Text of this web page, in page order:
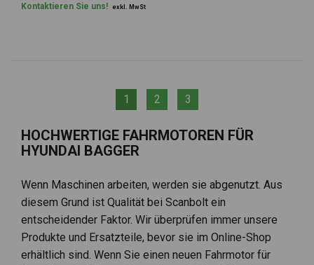
Kontaktieren Sie uns! exkl. MwSt
1 2 3
HOCHWERTIGE FAHRMOTOREN FÜR
HYUNDAI BAGGER
Wenn Maschinen arbeiten, werden sie abgenutzt. Aus
diesem Grund ist Qualität bei Scanbolt ein
entscheidender Faktor. Wir überprüfen immer unsere
Produkte und Ersatzteile, bevor sie im Online-Shop
erhältlich sind. Wenn Sie einen neuen Fahrmotor für